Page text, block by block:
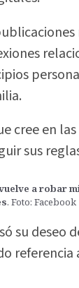
cree en
sus
a robar
. Foto: Facebook
su deseo